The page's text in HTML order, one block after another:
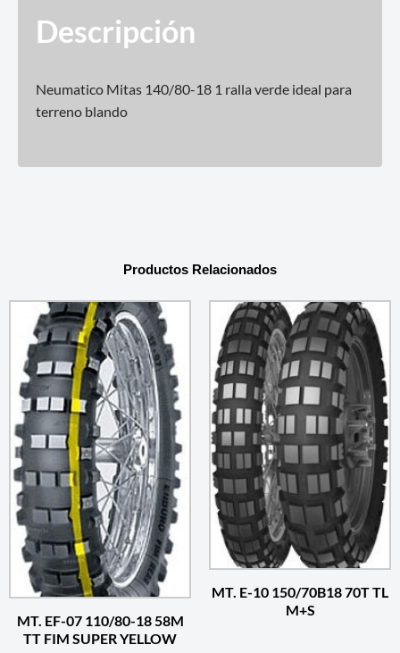
Descripción
Neumatico Mitas 140/80-18 1 ralla verde ideal para
terreno blando
Productos Relacionados
MT. EF-07 110/80-18 58M
TT FIM SUPER YELLOW
MT. E-10 150/70B18 70T TL
M+S